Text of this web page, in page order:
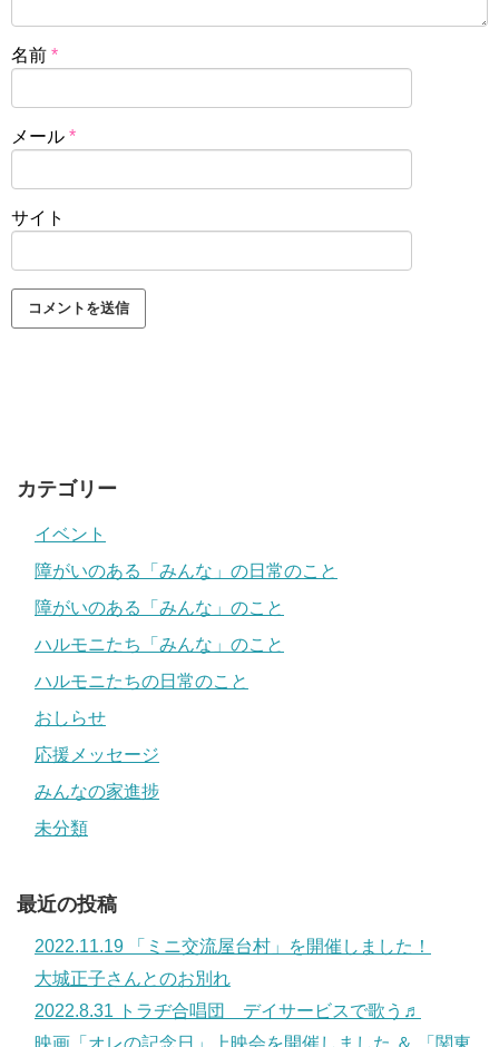
名前 *
メール *
サイト
カテゴリー
イベント
障がいのある「みんな」の日常のこと
障がいのある「みんな」のこと
ハルモニたち「みんな」のこと
ハルモニたちの日常のこと
おしらせ
応援メッセージ
みんなの家進捗
未分類
最近の投稿
2022.11.19 「ミニ交流屋台村」を開催しました！
大城正子さんとのお別れ
2022.8.31 トラヂ合唱団 デイサービスで歌う♬